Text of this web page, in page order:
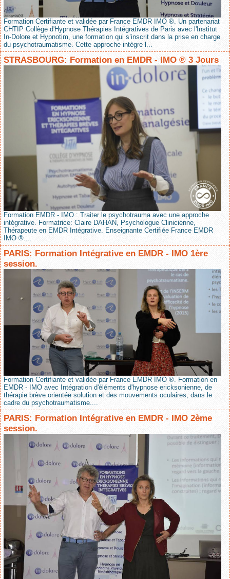
Formation Certifiante et validée par France EMDR IMO ®. Un partenariat
CHTIP Collège d'Hypnose Thérapies Intégratives de Paris avec l'Institut
In-Dolore et Hypnotim, une formation qui s’inscrit dans la prise en charge
du psychotraumatisme. Cette approche intègre l...
STRASBOURG: Formation en EMDR - IMO ® 3 Jours
Formation EMDR - IMO : Traiter le psychotrauma avec une approche
intégrative. Formatrice: Claire DAHAN, Psychologue Clinicienne,
Thérapeute en EMDR Intégrative. Enseignante Certifiée France EMDR
IMO ®....
PARIS: Formation Intégrative en EMDR - IMO 1ère
session.
Formation Certifiante et validée par France EMDR IMO ®. Formation en
EMDR - IMO avec Intégration d'éléments d'hypnose ericksonienne, de
thérapie brève orientée solution et des mouvements oculaires, dans le
cadre du psychotraumatisme....
PARIS: Formation Intégrative en EMDR - IMO 2ème
session.